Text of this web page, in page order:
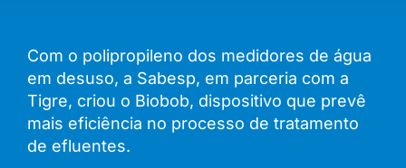
Com o polipropileno dos medidores de água
em desuso, a Sabesp, em parceria com a
Tigre, criou o Biobob, dispositivo que prevê
mais eficiência no processo de tratamento
de efluentes.